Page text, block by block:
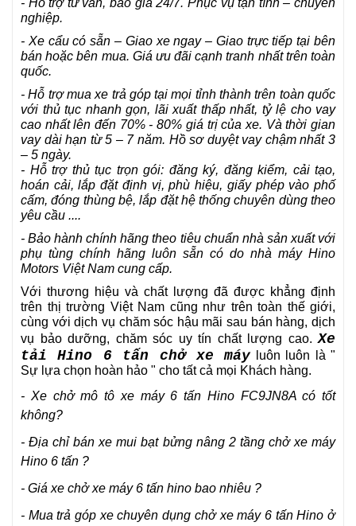
nghiệp.
- Xe cẩu có sẵn – Giao xe ngay – Giao trực tiếp tại bên
bán hoặc bên mua. Giá ưu đãi cạnh tranh nhất trên toàn
quốc.
- Hỗ trợ mua xe trả góp tại mọi tỉnh thành trên toàn quốc
với thủ tục nhanh gọn, lãi xuất thấp nhất, tỷ lệ cho vay
cao nhất lên đến 70% - 80% giá trị của xe. Và thời gian
vay dài hạn từ 5 – 7 năm. Hồ sơ duyệt vay chậm nhất 3
– 5 ngày.
- Hỗ trợ thủ tục trọn gói: đăng ký, đăng kiểm, cải tạo,
hoán cải, lắp đặt định vị, phù hiệu, giấy phép vào phố
cấm, đóng thùng bệ, lắp đặt hệ thống chuyên dùng theo
yêu cầu ....
- Bảo hành chính hãng theo tiêu chuẩn nhà sản xuất với
phụ tùng chính hãng luôn sẵn có do nhà máy Hino
Motors Việt Nam cung cấp.
Với thương hiệu và chất lượng đã được khẳng định
trên thị trường Việt Nam cũng như trên toàn thế giới,
cùng với dịch vụ chăm sóc hậu mãi sau bán hàng, dịch
vụ bảo dưỡng, chăm sóc uy tín chất lượng cao. Xe
tải Hino 6 tấn chở xe máy
luôn luôn là "
Sự lựa chọn hoàn hảo " cho tất cả mọi Khách hàng.
- Xe chở mô tô xe máy 6 tấn Hino FC9JN8A có tốt
không?
- Địa chỉ bán xe mui bạt bửng nâng 2 tầng chở xe máy
Hino 6 tấn ?
- Giá xe chở xe máy 6 tấn hino bao nhiêu ?
- Mua trả góp xe chuyên dụng chở xe máy 6 tấn Hino ở